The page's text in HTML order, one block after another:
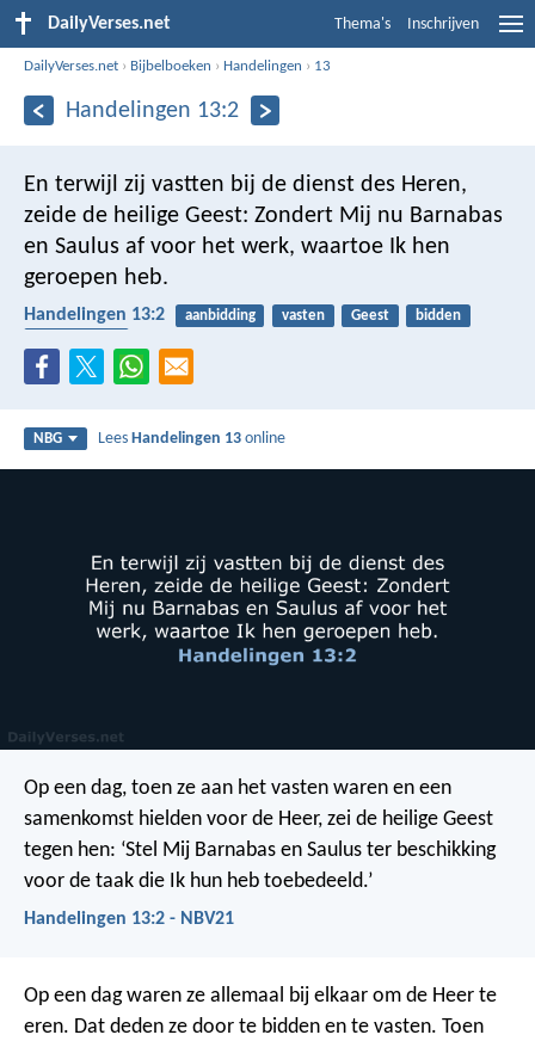
DailyVerses.net Thema's Inschrijven
DailyVerses.net › Bijbelboeken › Handelingen › 13
Handelingen 13:2
En terwijl zij vastten bij de dienst des Heren,
zeide de heilige Geest: Zondert Mij nu Barnabas
en Saulus af voor het werk, waartoe Ik hen
geroepen heb.
Handelingen 13:2 aanbidding vasten Geest
bidden
NBG LeesHandelingen 13 online
Op een dag, toen ze aan het vasten waren en een
samenkomst hielden voor de Heer, zei de heilige Geest
tegen hen: ‘Stel Mij Barnabas en Saulus ter beschikking
voor de taak die Ik hun heb toebedeeld.’
Handelingen 13:2 - NBV21
Op een dag waren ze allemaal bij elkaar om de Heer te
eren. Dat deden ze door te bidden en te vasten. Toen